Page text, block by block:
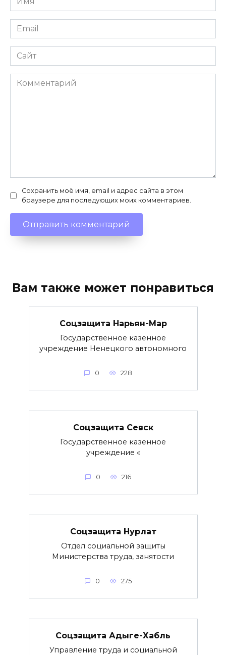
*
Email
*
Сайт
Комментарий
Сохранить моё имя, email и адрес сайта в этом
браузере для последующих моих комментариев.
Вам также может понравиться
Соцзащита Нарьян-Мар
Государственное казенное
учреждение Ненецкого автономного
0 228
Соцзащита Севск
Государственное казенное
учреждение «
0 216
Соцзащита Нурлат
Отдел социальной защиты
Министерства труда, занятости
0 275
Соцзащита Адыге-Хабль
Управление труда и социальной